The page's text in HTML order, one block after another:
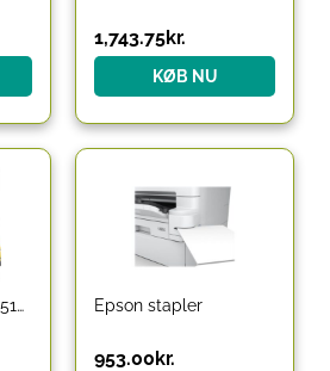
1,743.75kr.
KØB NU
Dewalt DWHT0-TR510 5-in-1 ALUMINUM STAPLER Epson stapler
953.00kr.